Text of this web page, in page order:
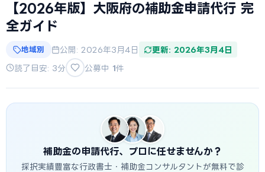
【2026年版】大阪府の補助金申請代行 完
全ガイド
地域別 公開: 2026年3月4日 更新: 2026年3月4日
読了目安: 3分 公募中 1件
補助金の申請代行、プロに任せませんか？
採択実績豊富な行政書士・補助金コンサルタントが無料で診